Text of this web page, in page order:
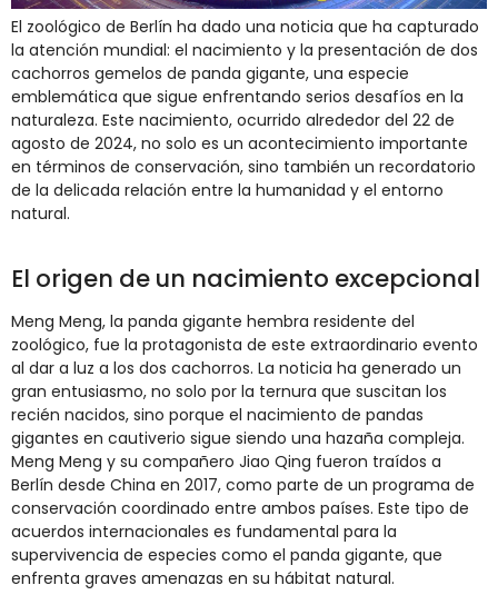
El zoológico de Berlín ha dado una noticia que ha capturado
la atención mundial: el nacimiento y la presentación de dos
cachorros gemelos de panda gigante, una especie
emblemática que sigue enfrentando serios desafíos en la
naturaleza. Este nacimiento, ocurrido alrededor del 22 de
agosto de 2024, no solo es un acontecimiento importante
en términos de conservación, sino también un recordatorio
de la delicada relación entre la humanidad y el entorno
natural.
El origen de un nacimiento excepcional
Meng Meng, la panda gigante hembra residente del
zoológico, fue la protagonista de este extraordinario evento
al dar a luz a los dos cachorros. La noticia ha generado un
gran entusiasmo, no solo por la ternura que suscitan los
recién nacidos, sino porque el nacimiento de pandas
gigantes en cautiverio sigue siendo una hazaña compleja.
Meng Meng y su compañero Jiao Qing fueron traídos a
Berlín desde China en 2017, como parte de un programa de
conservación coordinado entre ambos países. Este tipo de
acuerdos internacionales es fundamental para la
supervivencia de especies como el panda gigante, que
enfrenta graves amenazas en su hábitat natural.